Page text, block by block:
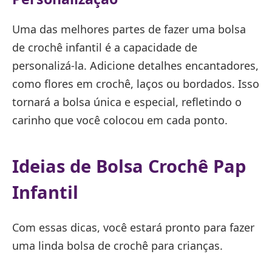
Uma das melhores partes de fazer uma bolsa
de crochê infantil é a capacidade de
personalizá-la. Adicione detalhes encantadores,
como flores em crochê, laços ou bordados. Isso
tornará a bolsa única e especial, refletindo o
carinho que você colocou em cada ponto.
Ideias de Bolsa Crochê Pap
Infantil
Com essas dicas, você estará pronto para fazer
uma linda bolsa de crochê para crianças.